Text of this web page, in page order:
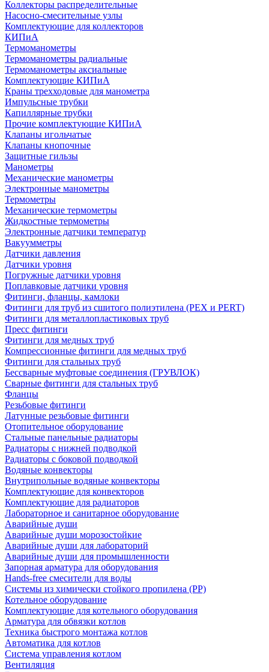
Коллекторы распределительные
Насосно-смесительные узлы
Комплектующие для коллекторов
КИПиА
Термоманометры
Термоманометры радиальные
Термоманометры аксиальные
Комплектующие КИПиА
Краны трехходовые для манометра
Импульсные трубки
Капиллярные трубки
Прочие комплектующие КИПиА
Клапаны игольчатые
Клапаны кнопочные
Защитные гильзы
Манометры
Механические манометры
Электронные манометры
Термометры
Механические термометры
Жидкостные термометры
Электронные датчики температур
Вакуумметры
Датчики давления
Датчики уровня
Погружные датчики уровня
Поплавковые датчики уровня
Фитинги, фланцы, камлоки
Фитинги для труб из сшитого полиэтилена (PEX и PERT)
Фитинги для металлопластиковых труб
Пресс фитинги
Фитинги для медных труб
Компрессионные фитинги для медных труб
Фитинги для стальных труб
Бессварные муфтовые соединения (ГРУВЛОК)
Сварные фитинги для стальных труб
Фланцы
Резьбовые фитинги
Латунные резьбовые фитинги
Отопительное оборудование
Стальные панельные радиаторы
Радиаторы с нижней подводкой
Радиаторы с боковой подводкой
Водяные конвекторы
Внутрипольные водяные конвекторы
Комплектующие для конвекторов
Комплектующие для радиаторов
Лабораторное и санитарное оборудование
Аварийные души
Аварийные души морозостойкие
Аварийные души для лабораторий
Аварийные души для промышленности
Запорная арматура для оборудования
Hands-free смесители для воды
Системы из химически стойкого пропилена (PP)
Котельное оборудование
Комплектующие для котельного оборудования
Арматура для обвязки котлов
Техника быстрого монтажа котлов
Автоматика для котлов
Система управления котлом
Вентиляция